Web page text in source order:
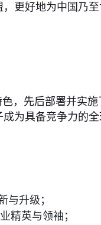
更好地为中国乃
，先后部署并实
为具备竞争力的
与升级；
精英与领袖；